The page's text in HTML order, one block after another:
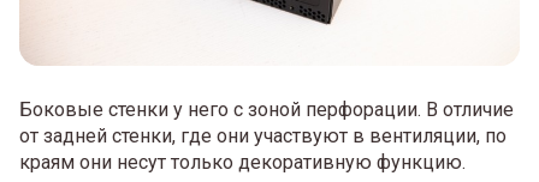
Боковые стенки у него с зоной перфорации. В отличие
от задней стенки, где они участвуют в вентиляции, по
краям они несут только декоративную функцию.